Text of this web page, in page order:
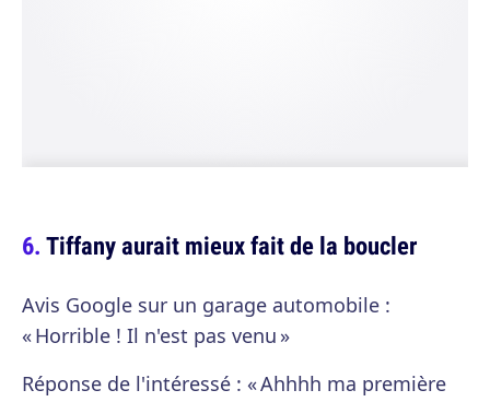
Tiffany aurait mieux fait de la boucler
Avis Google sur un garage automobile :
« Horrible ! Il n'est pas venu »
Réponse de l'intéressé : « Ahhhh ma première